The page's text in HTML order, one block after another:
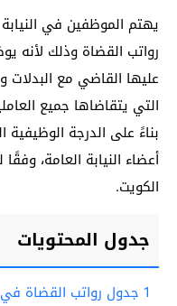
يهتم الموظفين في
رواتب القضاة وذلك لأنه
عليها القاضي مع البدلات
التي يتقاضاها جميع
بناءً على الدرجة
أعضاء النيابة العامة،
الكويت.
جدول المحتويات
1 جدول رواتب القضاة